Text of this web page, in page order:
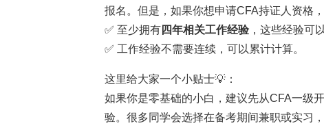
报名。但是，如果你想申请CFA持证人资格
✅ 至少拥有四年相关工作经验 ，这些经验可
✅ 工作经验不需要连续，可以累计计算。
这里给大家一个小贴士💡：
如果你是零基础的小白，建议先从CFA一级
验。很多同学会选择在备考期间兼职或实习